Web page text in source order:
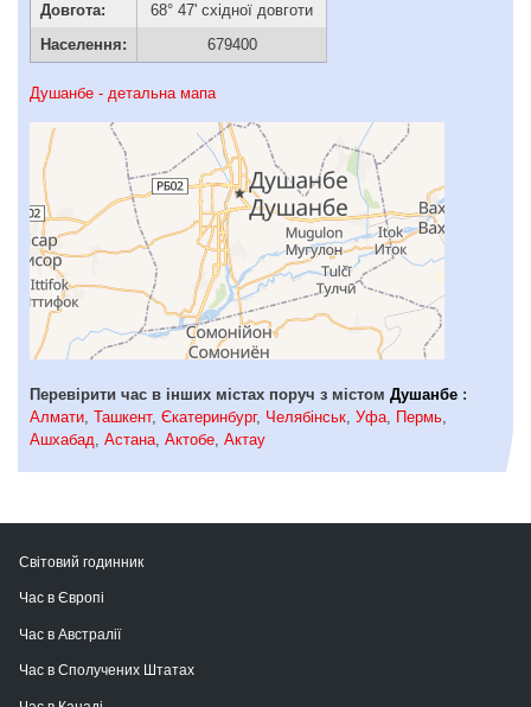
Довгота:
68° 47' східної довготи
Населення:
679400
Душанбе - детальна мапа
Перевірити час в інших містах поруч з містом Душанбе :
Алмати, Ташкент, Єкатеринбург, Челябінськ, Уфа, Пермь,
Ашхабад, Астана, Актобе, Актау
Світовий годинник
Час в Європі
Час в Австралії
Час в Сполучених Штатах